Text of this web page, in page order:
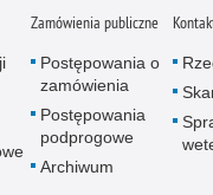
Zamówienia publiczne
Postępowania o
zamówienia
Postępowania
podprogowe
Archiwum